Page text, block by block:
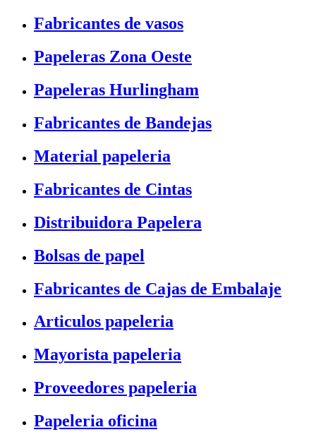
Fabricantes de vasos
Papeleras Zona Oeste
Papeleras Hurlingham
Fabricantes de Bandejas
Material papeleria
Fabricantes de Cintas
Distribuidora Papelera
Bolsas de papel
Fabricantes de Cajas de Embalaje
Articulos papeleria
Mayorista papeleria
Proveedores papeleria
Papeleria oficina